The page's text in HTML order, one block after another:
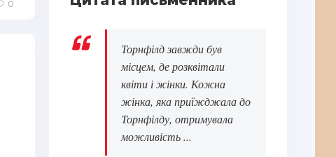
0
Торнфілд завжди був
місцем, де розквітали
квіти і жінки. Кожна
жінка, яка приїжджала до
Торнфілду, отримувала
можливість ...